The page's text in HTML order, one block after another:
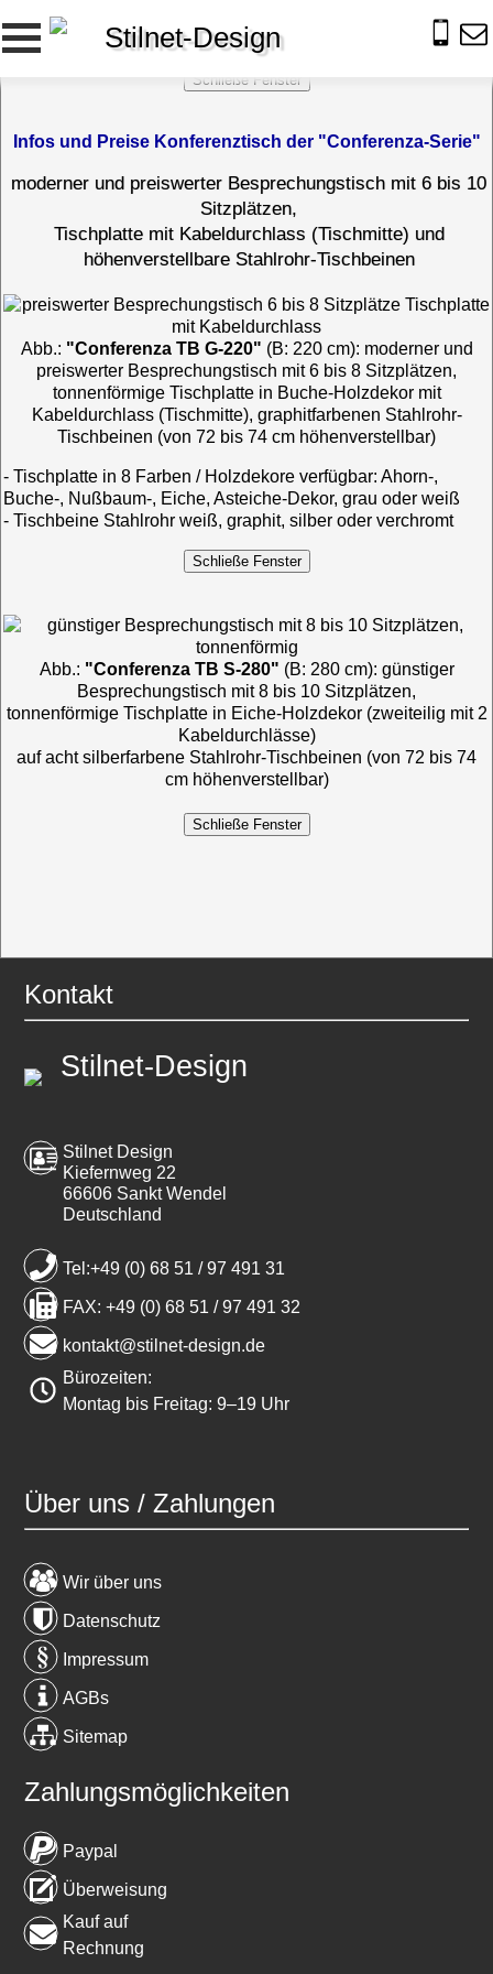
Stilnet-Design
Infos und Preise Konferenztisch der "Conferenza-Serie"
moderner und preiswerter Besprechungstisch mit 6 bis 10
Sitzplätzen,
Tischplatte mit Kabeldurchlass (Tischmitte) und
höhenverstellbare Stahlrohr-Tischbeinen
Abb.: "Conferenza TB G-220" (B: 220 cm): moderner und
preiswerter Besprechungstisch mit 6 bis 8 Sitzplätzen,
tonnenförmige Tischplatte in Buche-Holzdekor mit
Kabeldurchlass (Tischmitte), graphitfarbenen Stahlrohr-
Tischbeinen (von 72 bis 74 cm höhenverstellbar)
- Tischplatte in 8 Farben / Holzdekore verfügbar: Ahorn-,
Buche-, Nußbaum-, Eiche, Asteiche-Dekor, grau oder weiß
- Tischbeine Stahlrohr weiß, graphit, silber oder verchromt
Abb.: "Conferenza TB S-280" (B: 280 cm): günstiger
Besprechungstisch mit 8 bis 10 Sitzplätzen,
tonnenförmige Tischplatte in Eiche-Holzdekor (zweiteilig mit 2
Kabeldurchlässe)
auf acht silberfarbene Stahlrohr-Tischbeinen (von 72 bis 74
cm höhenverstellbar)
Kontakt
Stilnet-Design
Stilnet Design
Kiefernweg 22
66606 Sankt Wendel
Deutschland
Tel:+49 (0) 68 51 / 97 491 31
FAX: +49 (0) 68 51 / 97 491 32
kontakt@stilnet-design.de
Bürozeiten:
Montag bis Freitag: 9–19 Uhr
Über uns / Zahlungen
Wir über uns
Datenschutz
Impressum
AGBs
Sitemap
Zahlungsmöglichkeiten
Paypal
Überweisung
Kauf auf
Rechnung